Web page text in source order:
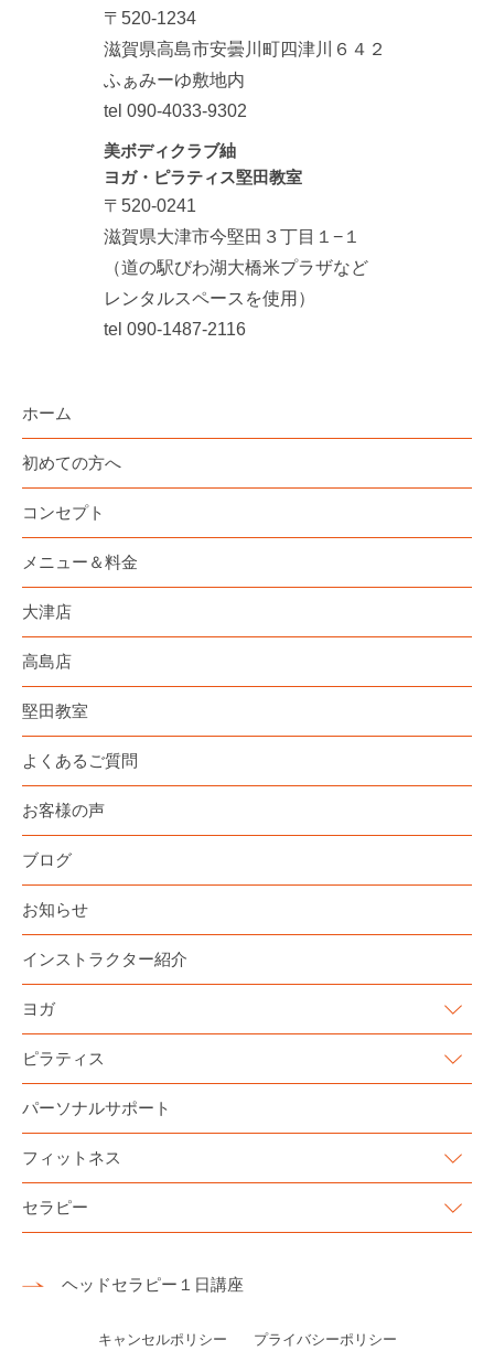
〒520-1234
滋賀県高島市安曇川町四津川６４２
ふぁみーゆ敷地内
tel 090-4033-9302
美ボディクラブ紬
ヨガ・ピラティス堅田教室
〒520-0241
滋賀県大津市今堅田３丁目１−１
（道の駅びわ湖大橋米プラザなど
レンタルスペースを使用）
tel 090-1487-2116
ホーム
初めての方へ
コンセプト
メニュー＆料金
大津店
高島店
堅田教室
よくあるご質問
お客様の声
ブログ
お知らせ
インストラクター紹介
ヨガ
ピラティス
パーソナルサポート
フィットネス
セラピー
ヘッドセラピー１日講座
キャンセルポリシー プライバシーポリシー